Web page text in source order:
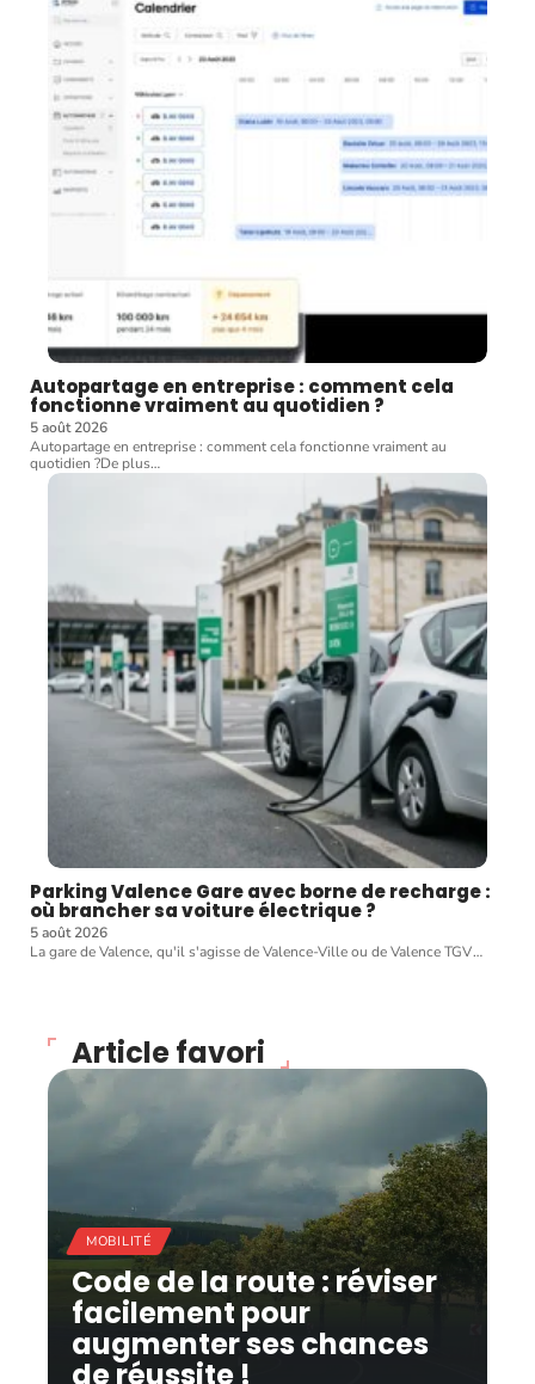
Autopartage en entreprise : comment cela
fonctionne vraiment au quotidien ?
5 août 2026
Autopartage en entreprise : comment cela fonctionne vraiment au
quotidien ?De plus…
Parking Valence Gare avec borne de recharge :
où brancher sa voiture électrique ?
5 août 2026
La gare de Valence, qu'il s'agisse de Valence-Ville ou de Valence TGV…
Article favori
MOBILITÉ
Code de la route : réviser
facilement pour
augmenter ses chances
de réussite !